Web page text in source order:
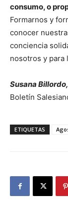
consumo, o
Formarnos y
conocer
conciencia
nosotros y para
Susana
Boletín
ETIQUETAS